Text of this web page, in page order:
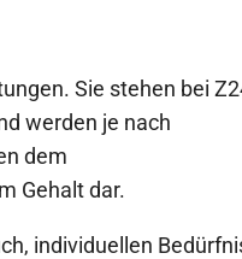
Sie stehen bei
werden je nach
dem
Gehalt dar.
individuellen